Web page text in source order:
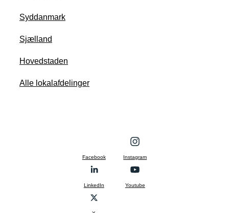
Syddanmark
Sjælland
Hovedstaden
Alle lokalafdelinger
Facebook Instagram
LinkedIn Youtube